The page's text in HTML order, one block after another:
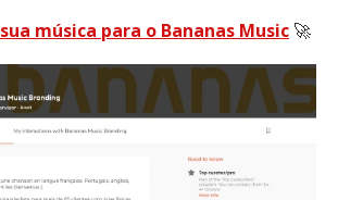
música para o Bananas Music 🚀